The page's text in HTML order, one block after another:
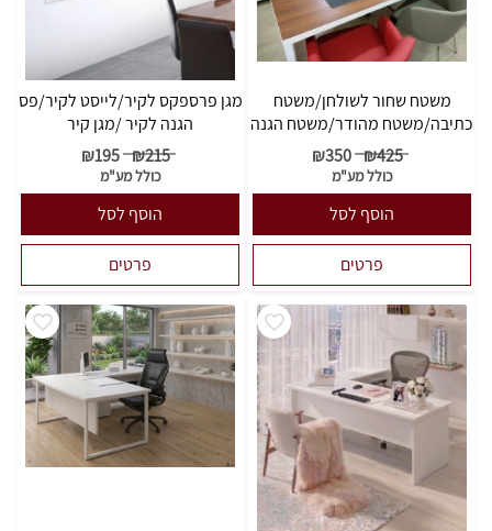
משטח שחור לשולחן/משטח
כתיבה/משטח מהודר/משטח הגנה
₪425
₪350
כולל מע"מ
הוסף לסל
פרטים
מגן פרספקס לקיר/לייסט לקיר/פס
הגנה לקיר /מגן קיר
₪215
₪195
כולל מע"מ
הוסף לסל
פרטים